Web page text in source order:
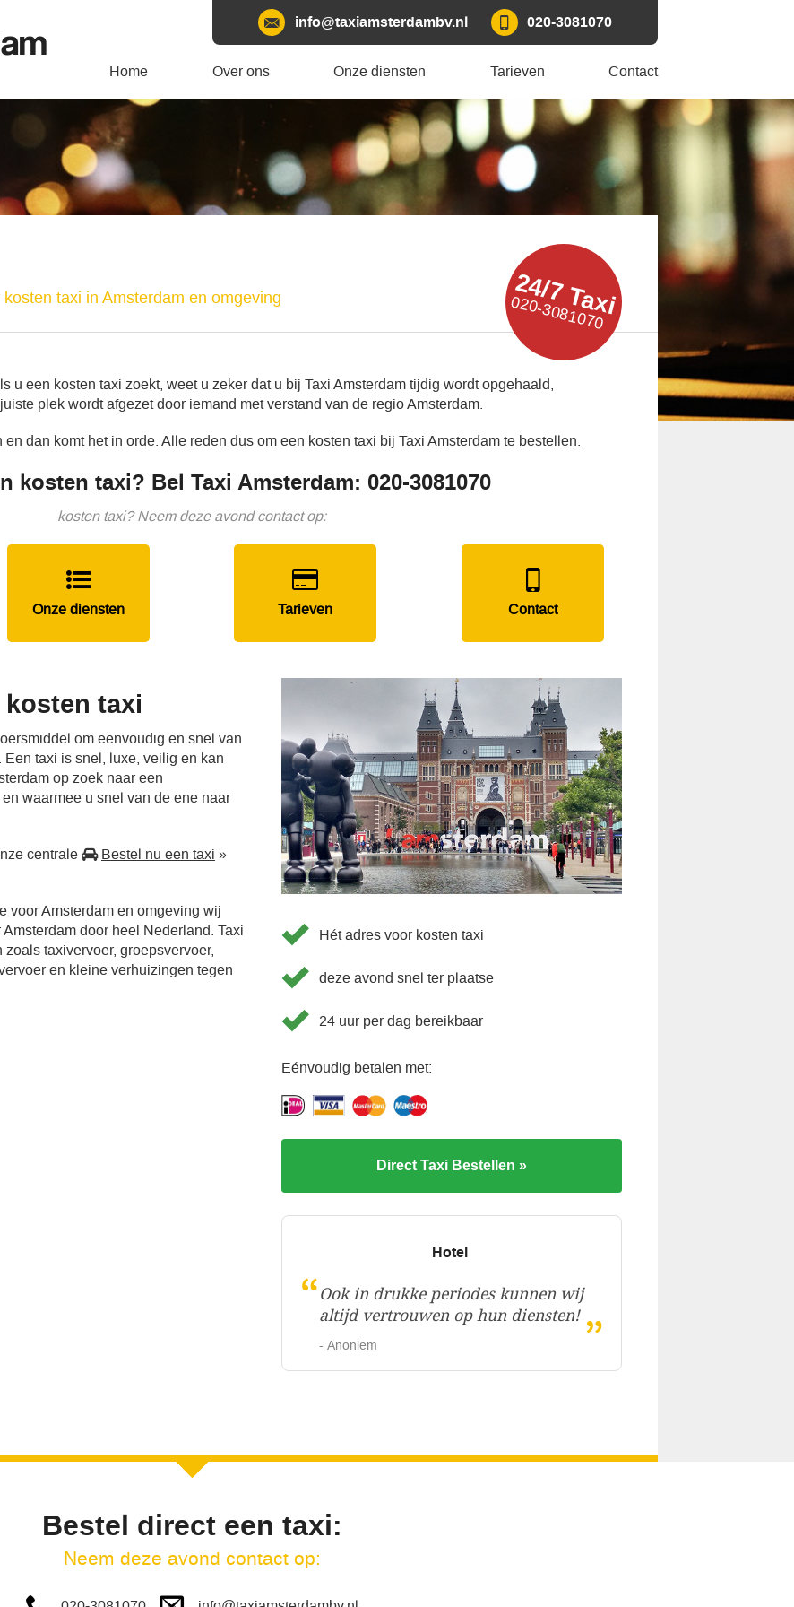
info@taxiamsterdambv.nl 020-3081070
Home Over ons Onze diensten Tarieven Contact
taxi in Amsterdam en omgeving 24/7 Taxi
020-3081070
u een kosten taxi zoekt, weet u zeker dat u bij Taxi Amsterdam tijdig wordt opgehaald,
plek wordt afgezet door iemand met verstand van de regio Amsterdam.
dan komt het in orde. Alle reden dus om een kosten taxi bij Taxi Amsterdam te bestellen.
kosten taxi? Bel Taxi Amsterdam: 020-3081070
kosten taxi? Neem deze avond contact op:
Onze diensten Tarieven Contact
taxi
om eenvoudig en snel van
taxi is snel, luxe, veilig en kan
op zoek naar een
waarmee u snel van de ene naar
centrale
Bestel nu een taxi »
voor Amsterdam en omgeving wij
door heel Nederland. Taxi
taxivervoer, groepsvervoer,
en kleine verhuizingen tegen
Hét adres voor kosten taxi
deze avond snel ter plaatse
24 uur per dag bereikbaar
Eénvoudig betalen met:
Direct Taxi Bestellen »
Hotel
“Ook in drukke periodes kunnen wij
altijd vertrouwen op hun diensten! „
- Anoniem
Bestel direct een taxi:
Neem deze avond contact op: